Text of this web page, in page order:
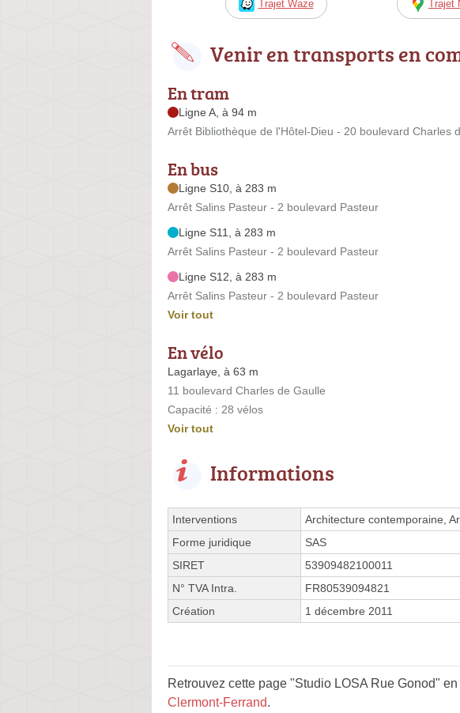
Trajet Waze Trajet
Venir en transports en
En tram
Ligne A, à 94 m
Arrêt Bibliothèque de l'Hôtel-Dieu - 20 boulevard Charles
En bus
Ligne S10, à 283 m
Arrêt Salins Pasteur - 2 boulevard Pasteur
Ligne S11, à 283 m
Arrêt Salins Pasteur - 2 boulevard Pasteur
Ligne S12, à 283 m
Arrêt Salins Pasteur - 2 boulevard Pasteur
Voir tout
En vélo
Lagarlaye, à 63 m
11 boulevard Charles de Gaulle
Capacité : 28 vélos
Voir tout
Informations
Interventions
Architecture contemporaine,
Forme juridique
SAS
SIRET
53909482100011
N° TVA Intra.
FR80539094821
Création
1 décembre 2011
Retrouvez cette page "Studio LOSA Rue Gonod"
Clermont-Ferrand.